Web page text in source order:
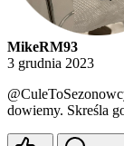
MikeRM93
3 grudnia 2023
dowiemy. Skreśla